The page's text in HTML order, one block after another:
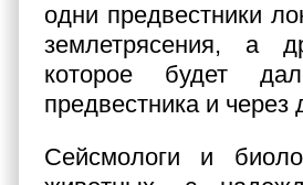
одни предвестники
землетрясения, а
которое будет
предвестника и через
Сейсмологи и